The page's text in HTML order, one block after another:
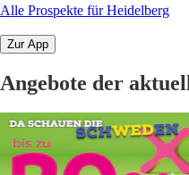
Alle Prospekte für Heidelberg
Zur App
Angebote der